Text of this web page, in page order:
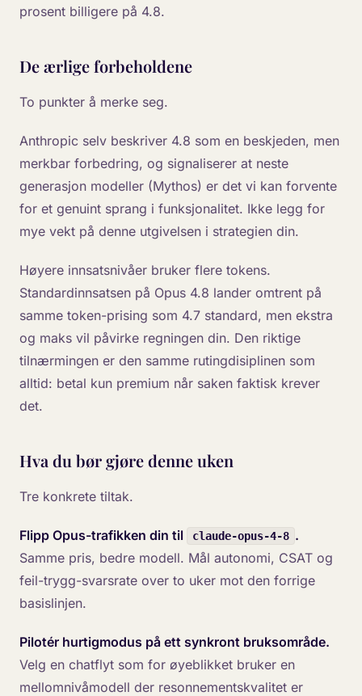
prosent billigere på 4.8.
De ærlige forbeholdene
To punkter å merke seg.
Anthropic selv beskriver 4.8 som en beskjeden, men
merkbar forbedring, og signaliserer at neste
generasjon modeller (Mythos) er det vi kan forvente
for et genuint sprang i funksjonalitet. Ikke legg for
mye vekt på denne utgivelsen i strategien din.
Høyere innsatsnivåer bruker flere tokens.
Standardinnsatsen på Opus 4.8 lander omtrent på
samme token-prising som 4.7 standard, men ekstra
og maks vil påvirke regningen din. Den riktige
tilnærmingen er den samme rutingdisiplinen som
alltid: betal kun premium når saken faktisk krever
det.
Hva du bør gjøre denne uken
Tre konkrete tiltak.
Flipp Opus-trafikken din til claude-opus-4-8 .
Samme pris, bedre modell. Mål autonomi, CSAT og
feil-trygg-svarsrate over to uker mot den forrige
basislinjen.
Pilotér hurtigmodus på ett synkront bruksområde.
Velg en chatflyt som for øyeblikket bruker en
mellomnivåmodell der resonnementskvalitet er